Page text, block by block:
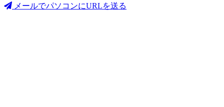
メールでパソコンにURLを送る